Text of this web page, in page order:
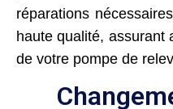
réparations
haute qualité, assurant
de votre pompe de